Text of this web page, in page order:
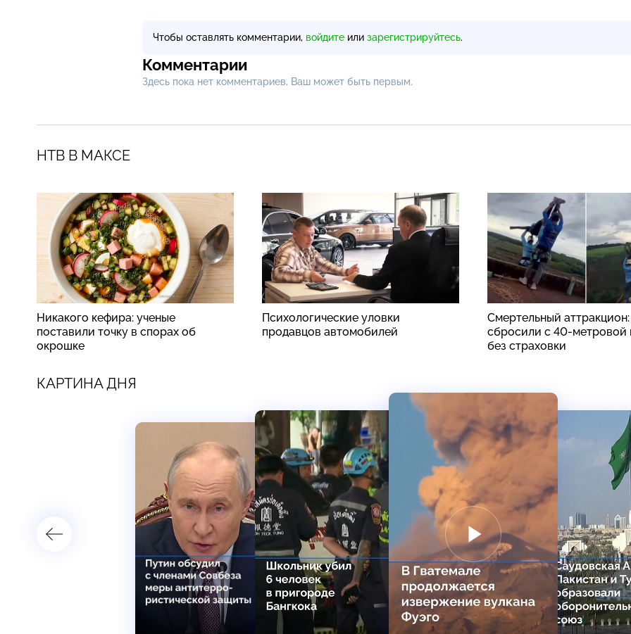
Чтобы оставлять комментарии, войдите или зарегистрируйтесь.
Комментарии
Здесь пока нет комментариев, Ваш может быть первым.
НТВ В МАКСЕ
Никакого кефира: ученые
поставили точку в спорах об
окрошке
Психологические уловки
продавцов автомобилей
Смертельный
сбросили с 40-метровой
без страховки
КАРТИНА ДНЯ